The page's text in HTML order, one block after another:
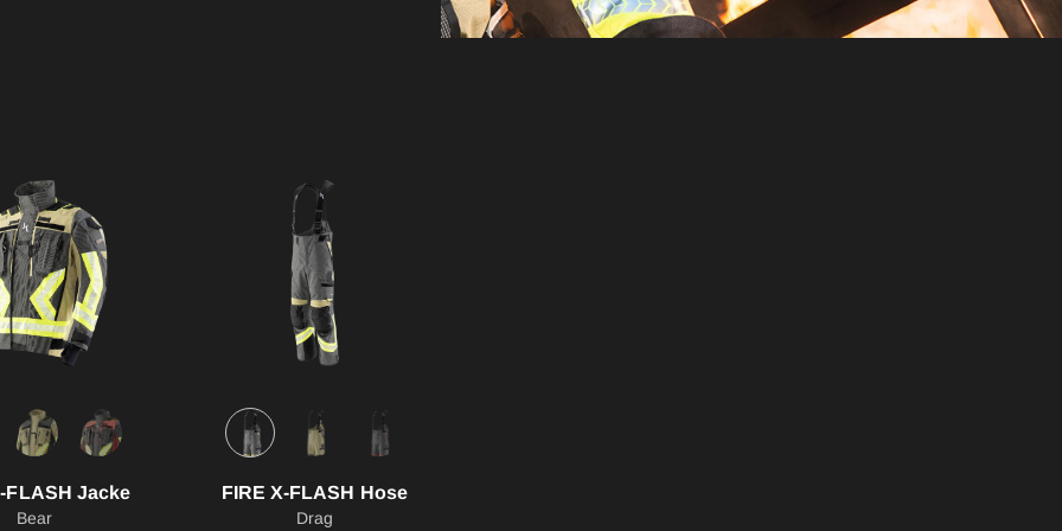
AUS
EINSATZTASCHE
FIRE SEAL Flammschutzhaube
FIRE TEX ll Flammschutzhaube
FIRE FOX Handschuhe
GÜRTEL
HOSENTRÄGER
HYGIENESACK
IRS - Gurtsystem
FLASH Jacke
Bear
FIRE X-FLASH Hose
Drag